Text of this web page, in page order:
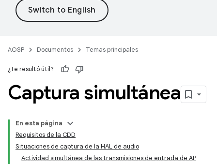
AOSP Documentos Temas principales
¿Te resultó útil?
Captura simultánea
En esta página
Requisitos de la CDD
Situaciones de captura de la HAL de audio
Actividad simultánea de las transmisiones de entrada de AP